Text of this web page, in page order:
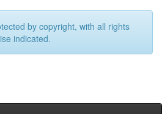
by copyright, with all rights
indicated.